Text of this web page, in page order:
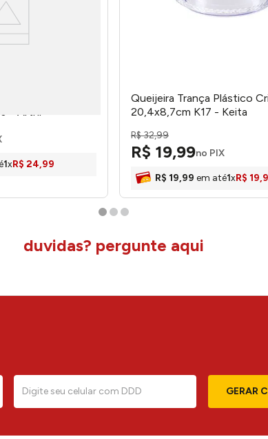
- Arthi
1xR$ 24,99
Queijeira Trança Plástico
20,4x8,7cm K17 - Keita
R$32,99
R$ 19,99no PIX
R$ 19,99 em até1xR$ 19,
duvidas? pergunte aqui
GERAR